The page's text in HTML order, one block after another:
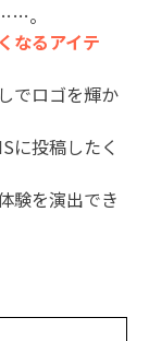
。
なるアイテ
でロゴを輝か
に投稿したく
験を演出でき